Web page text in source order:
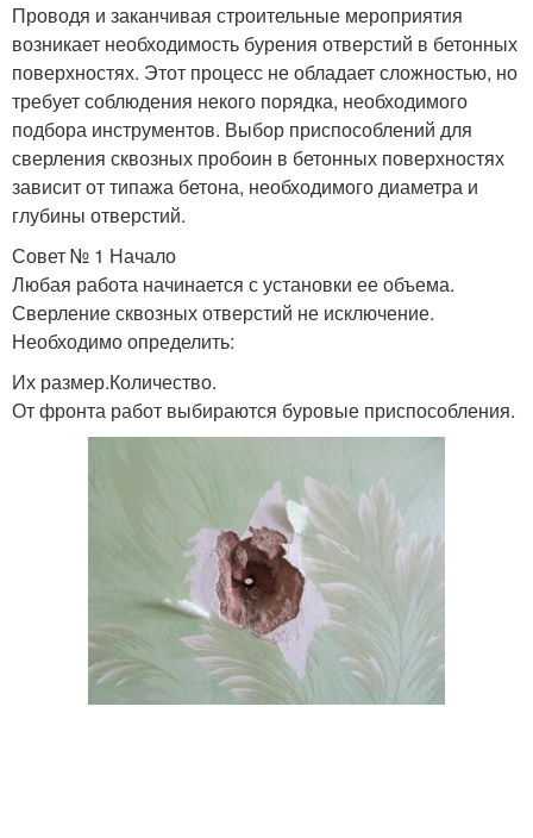
Проводя и заканчивая строительные мероприятия
возникает необходимость бурения отверстий в бетонных
поверхностях. Этот процесс не обладает сложностью, но
требует соблюдения некого порядка, необходимого
подбора инструментов. Выбор приспособлений для
сверления сквозных пробоин в бетонных поверхностях
зависит от типажа бетона, необходимого диаметра и
глубины отверстий.
Совет № 1 Начало
Любая работа начинается с установки ее объема.
Сверление сквозных отверстий не исключение.
Необходимо определить:
Их размер.Количество.
От фронта работ выбираются буровые приспособления.